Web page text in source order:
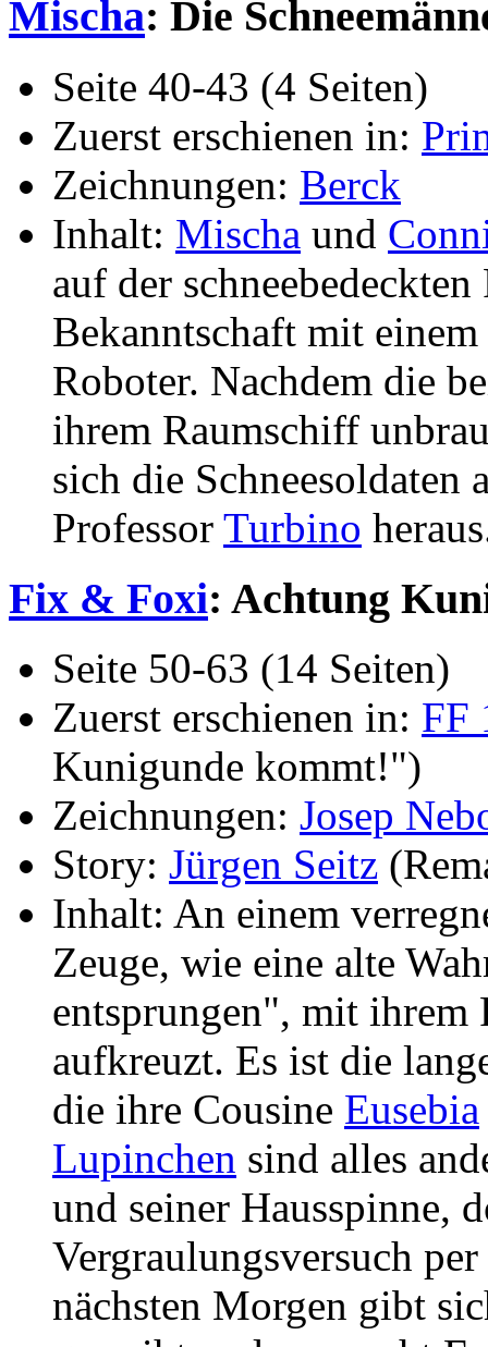
Mischa: Die
Seite 40-43 (4 Seiten)
Zuerst erschienen in:
Zeichnungen: Berck
Inhalt: Mischa und
auf der
Bekanntschaft mit
Roboter. Nachdem die
ihrem Raumschiff
sich die Schneesoldaten
Professor Turbino
Fix & Foxi: Achtung
Seite 50-63 (14 Seiten)
Zuerst erschienen in: FF
Kunigunde kommt!")
Zeichnungen: Josep
Story: Jürgen Seitz
Inhalt: An einem
Zeuge, wie eine alte
entsprungen", mit ihrem
aufkreuzt. Es ist die
die ihre Cousine Eusebia
Lupinchen sind alles
und seiner Hausspinne,
Vergraulungsversuch
nächsten Morgen gibt